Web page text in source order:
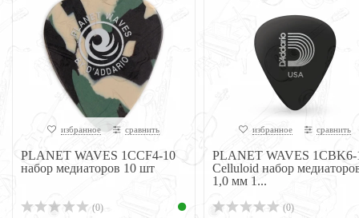
избранное сравнить
PLANET WAVES 1CCF4-10
набор медиаторов 10 шт
(0)
избранное сравнить
PLANET WAVES 1CBK6-
Celluloid набор
1,0 мм 1...
(0)